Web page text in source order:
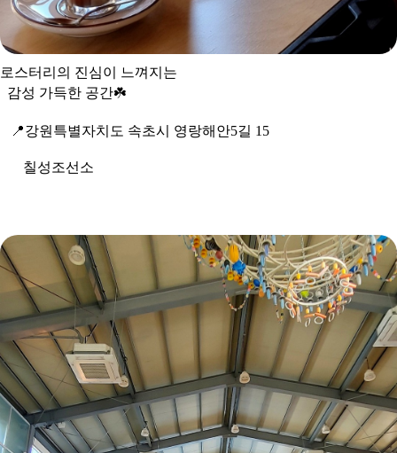
로스터리의 진심이 느껴지는
감성 가득한 공간☘
📍강원특별자치도 속초시 영랑해안5길 15
칠성조선소